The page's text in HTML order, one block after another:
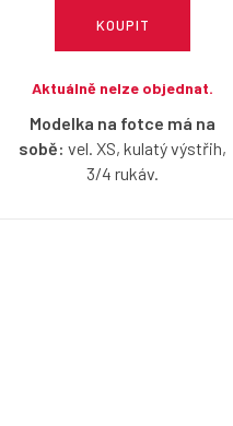
KOUPIT
Aktuálně nelze objednat.
Modelka na fotce má na
sobě: vel. XS, kulatý výstřih,
3/4 rukáv.